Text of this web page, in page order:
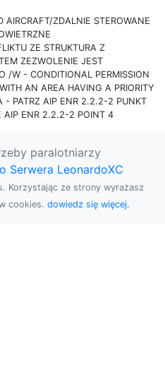
AIRCRAFT/ZDALNIE STEROWANE
ZE STRUKTURA Z
ZEZWOLENIE JEST
/W - CONDITIONAL PERMISSION
AN AREA HAVING A PRIORITY
- PATRZ AIP ENR 2.2.2-2 PUNKT
AIP ENR 2.2.2-2 POINT 4
paralotniarzy
Serwera LeonardoXC
Korzystając ze strony wyrażasz
cookies. dowiedz się więcej.